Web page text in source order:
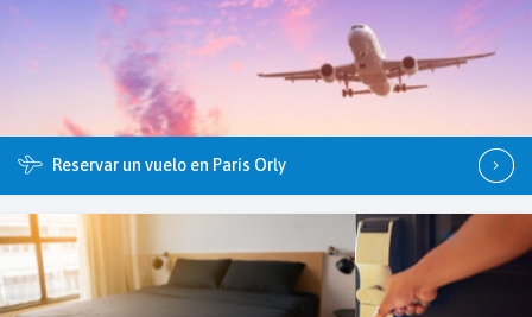
Reservar un vuelo en París Orly